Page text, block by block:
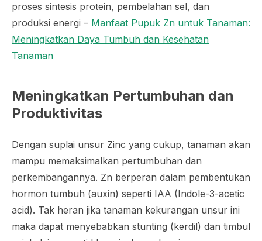
proses sintesis protein, pembelahan sel, dan
produksi energi – Manfaat Pupuk Zn untuk Tanaman:
Meningkatkan Daya Tumbuh dan Kesehatan
Tanaman
Meningkatkan Pertumbuhan dan
Produktivitas
Dengan suplai unsur Zinc yang cukup, tanaman akan
mampu memaksimalkan pertumbuhan dan
perkembangannya. Zn berperan dalam pembentukan
hormon tumbuh (auxin) seperti IAA (Indole-3-acetic
acid). Tak heran jika tanaman kekurangan unsur ini
maka dapat menyebabkan stunting (kerdil) dan timbul